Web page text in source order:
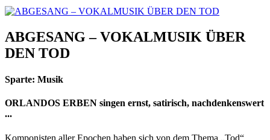
ABGESANG – VOKALMUSIK ÜBER
DEN TOD
Sparte: Musik
ORLANDOS ERBEN singen ernst, satirisch, nachdenkenswert
...
Komponisten aller Epochen haben sich von dem Thema „Tod“